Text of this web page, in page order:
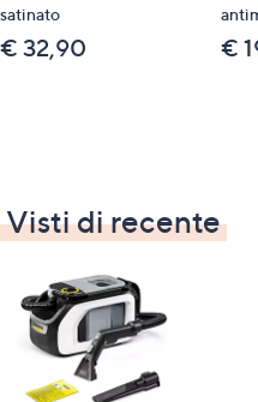
satinato
€ 32,90 €
Visti di recente